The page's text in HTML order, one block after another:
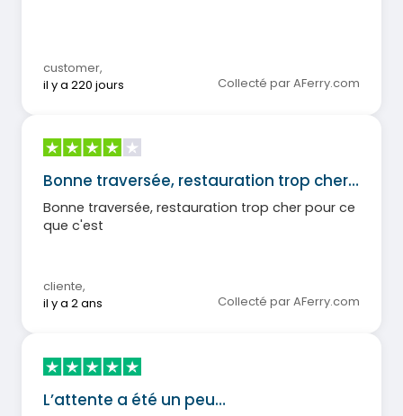
customer,
il y a 220 jours
Collecté par AFerry.com
Bonne traversée, restauration trop cher…
Bonne traversée, restauration trop cher pour ce
que c'est
cliente,
il y a 2 ans
Collecté par AFerry.com
L’attente a été un peu…